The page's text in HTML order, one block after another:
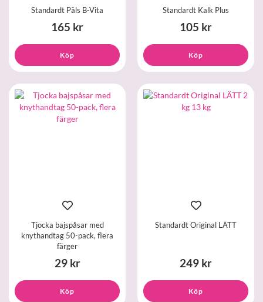
Standardt Päls B-Vita
165 kr
Köp
Standardt Kalk Plus
105 kr
Köp
Tjocka bajspåsar med
knythandtag 50-pack, flera
färger
29 kr
Köp
Standardt Original LÄTT
249 kr
Köp